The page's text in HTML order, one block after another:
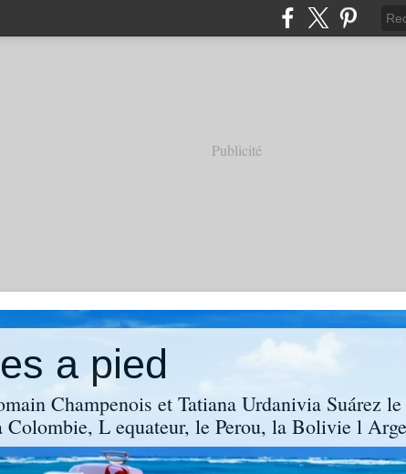
Publicité
a pied
Champenois et Tatiana Urdanivia Suárez
Colombie, L equateur, le Perou, la Bolivie l